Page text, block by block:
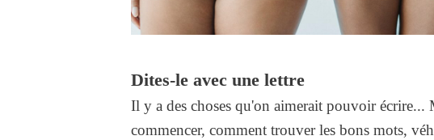
Dites-le avec une lettre
Il y a des choses qu'on aimerait pouvoir écrire...
commencer, comment trouver les bons mots,